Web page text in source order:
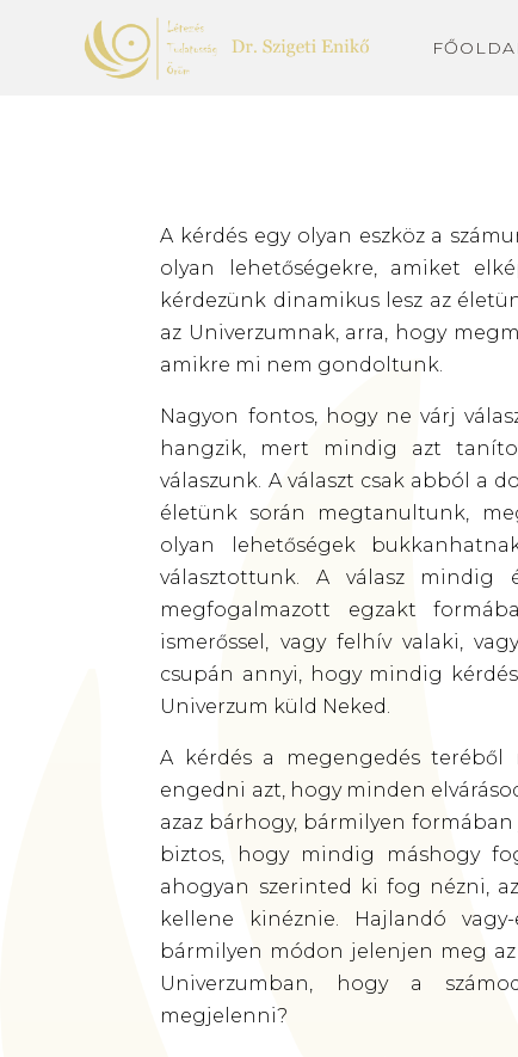
A kérdés egy olyan eszköz a
olyan lehetőségekre, amiket
kérdezünk dinamikus lesz az
az Univerzumnak, arra, hogy
amikre mi nem gondoltunk.
Nagyon fontos, hogy ne várj
hangzik, mert mindig azt
válaszunk. A választ csak abból a
életünk során megtanultunk,
olyan lehetőségek
választottunk. A válasz
megfogalmazott egzakt
ismerőssel, vagy felhív valaki,
csupán annyi, hogy mindig
Univerzum küld Neked.
A kérdés a megengedés
engedni azt, hogy minden
azaz bárhogy, bármilyen
biztos, hogy mindig máshogy
ahogyan szerinted ki fog nézni,
kellene kinéznie. Hajlandó
bármilyen módon jelenjen meg
Univerzumban, hogy a
megjelenni?